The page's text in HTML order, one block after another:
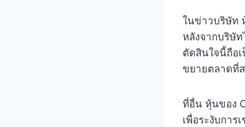
ในข่าวบริษัท
หลังจากบริษั
ตัดสินใจนี้ถือ
ขยายตลาดที่
ที่อื่น หุ้นของ
เพื่อระงับการ